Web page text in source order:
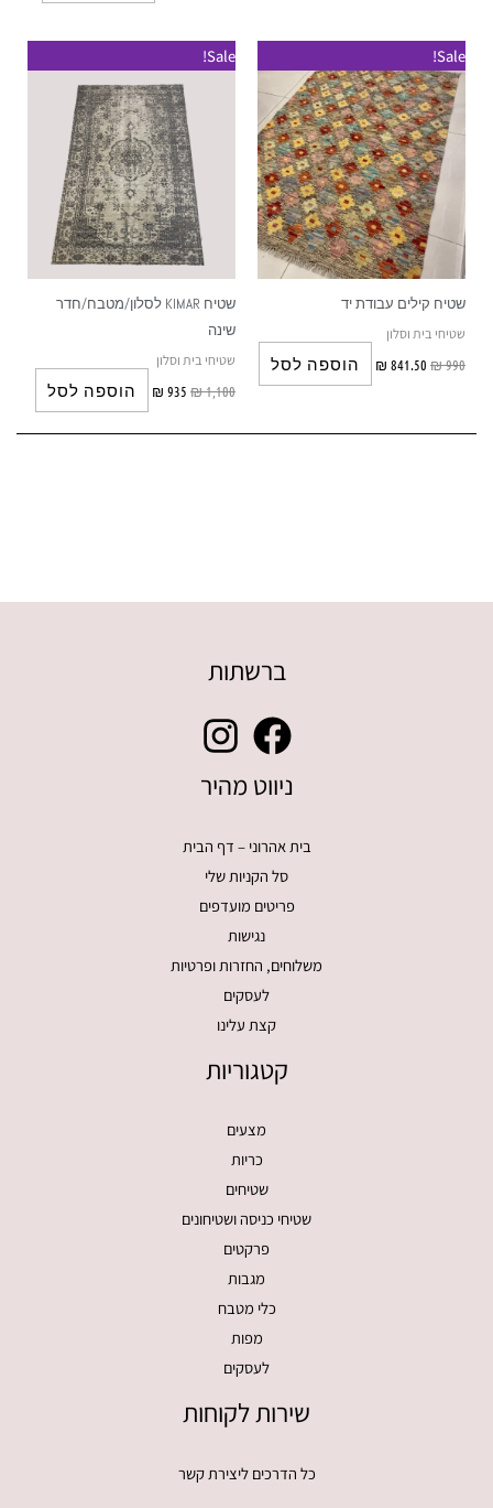
Sale!
שטיח קילים עבודת יד
שטיחי בית וסלון
₪990
₪ 841.50 הוספה לסל
Sale!
שטיח KIMAR לסלון/מטבח/חדר
שינה
שטיחי בית וסלון
₪1,100
₪ 935 הוספה לסל
ברשתות
ניווט מהיר
בית אהרוני – דף הבית
סל הקניות שלי
פריטים מועדפים
נגישות
משלוחים, החזרות ופרטיות
לעסקים
קצת עלינו
קטגוריות
מצעים
כריות
שטיחים
שטיחי כניסה ושטיחונים
פרקטים
מגבות
כלי מטבח
מפות
לעסקים
שירות לקוחות
כל הדרכים ליצירת קשר